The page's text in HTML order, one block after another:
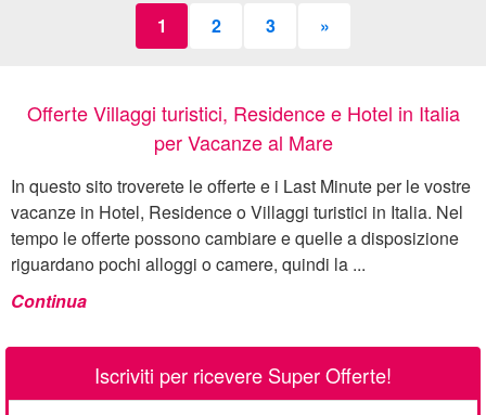
1 2 3 »
Offerte Villaggi turistici, Residence e Hotel in Italia
per Vacanze al Mare
In questo sito troverete le offerte e i Last Minute per le vostre
vacanze in Hotel, Residence o Villaggi turistici in Italia. Nel
tempo le offerte possono cambiare e quelle a disposizione
riguardano pochi alloggi o camere, quindi la ...
Continua
Iscriviti per ricevere Super Offerte!